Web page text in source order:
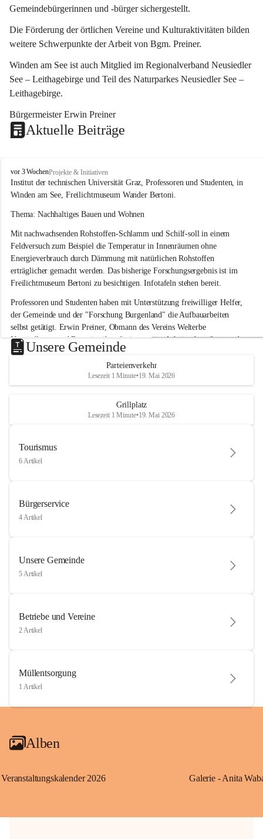
Gemeindebürgerinnen und -bürger sichergestellt.
Die Förderung der örtlichen Vereine und Kulturaktivitäten bilden
weitere Schwerpunkte der Arbeit von Bgm. Preiner.
Winden am See ist auch Mitglied im Regionalverband Neusiedler
See – Leithagebirge und Teil des Naturparkes Neusiedler See –
Leithagebirge.
Bürgermeister Erwin Preiner
Aktuelle Beiträge
W
i
n
e
a
m
S
e
e
vor 3 WochenProjekte & Initiativen
Institut der technischen Universität Graz, Professoren und Studenten, in
Winden am See, Freilichtmuseum Wander Bertoni.
Thema: Nachhaltiges Bauen und Wohnen
Mit nachwachsenden Rohstoffen-Schlamm und Schilf-soll in einem
Feldversuch zum Beispiel die Temperatur in Innenräumen ohne
Energieverbrauch durch Dämmung mit natürlichen Rohstoffen
erträglicher gemacht werden. Das bisherige Forschungsergebnis ist im
Freilichtmuseum Bertoni zu besichtigen. Infotafeln stehen bereit.
Professoren und Studenten haben mit Unterstützung freiwilliger Helfer,
der Gemeinde und der "Forschung Burgenland" die Aufbauarbeiten
selbst getätigt. Erwin Preiner, Obmann des Vereins Welterbe
Neusiedlersee und Bgm. ist über die innovative Arbeit sehr erfreut und
hofft auf baldige praktische Anwendung der Forschungsergebnisse.
Gerade in Zeiten des Klimawandels ist jede technologische Innovation
wichtig!
Unsere Gemeinde
Parteienverkehr
Lesezeit 1 Minute•19. Mai 2026
Grillplatz
Lesezeit 1 Minute•19. Mai 2026
Tourismus
6 Artikel
Bürgerservice
4 Artikel
Unsere Gemeinde
5 Artikel
Betriebe und Vereine
2 Artikel
Müllentsorgung
1 Artikel
Alben
Veranstaltungskalender 2026 Galerie - Anita